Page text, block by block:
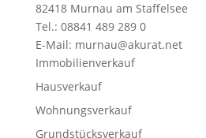
82418 Murnau am Staffelsee
Tel.: 08841 489 289 0
E-Mail: murnau@akurat.net
Immobilienverkauf
Hausverkauf
Wohnungsverkauf
Grundstücksverkauf